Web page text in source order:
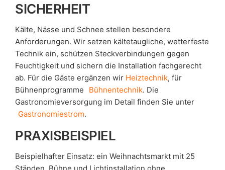
SICHERHEIT
Kälte, Nässe und Schnee stellen besondere
Anforderungen. Wir setzen kältetaugliche, wetterfeste
Technik ein, schützen Steckverbindungen gegen
Feuchtigkeit und sichern die Installation fachgerecht
ab. Für die Gäste ergänzen wir Heiztechnik, für
Bühnenprogramme
Bühnentechnik. Die
Gastronomieversorgung im Detail finden Sie unter
Gastronomiestrom.
PRAXISBEISPIEL
Beispielhafter Einsatz: ein Weihnachtsmarkt mit 25